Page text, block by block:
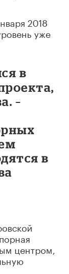
2018
уже
в
–
в
центром,